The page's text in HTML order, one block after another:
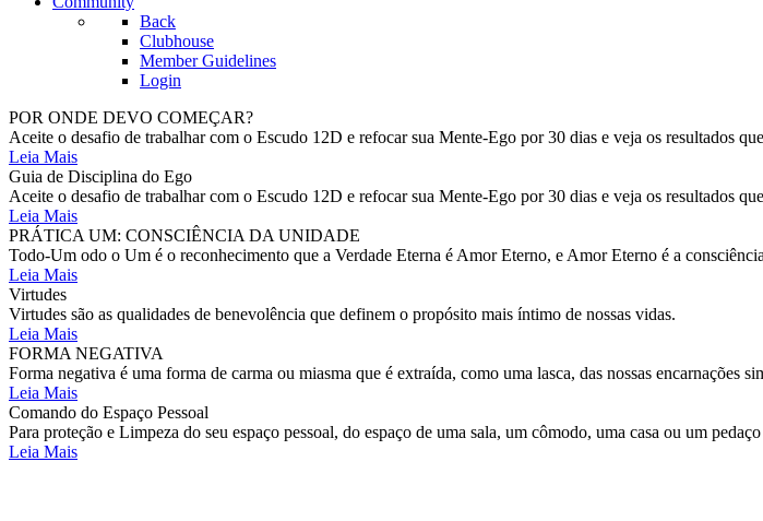
Back
Clubhouse
Member Guidelines
Login
POR ONDE DEVO COMEÇAR?
Aceite o desafio de trabalhar com o Escudo 12D e refocar sua Mente-Ego por 30 dias e veja os resultados
Leia Mais
Guia de Disciplina do Ego
Aceite o desafio de trabalhar com o Escudo 12D e refocar sua Mente-Ego por 30 dias e veja os resultados
Leia Mais
PRÁTICA UM: CONSCIÊNCIA DA UNIDADE
Todo-Um odo o Um é o reconhecimento que a Verdade Eterna é Amor Eterno, e Amor Eterno é a
Leia Mais
Virtudes
Virtudes são as qualidades de benevolência que definem o propósito mais íntimo de nossas vidas.
Leia Mais
FORMA NEGATIVA
Forma negativa é uma forma de carma ou miasma que é extraída, como uma lasca, das nossas
Leia Mais
Comando do Espaço Pessoal
Para proteção e Limpeza do seu espaço pessoal, do espaço de uma sala, um cômodo, uma casa ou um
Leia Mais